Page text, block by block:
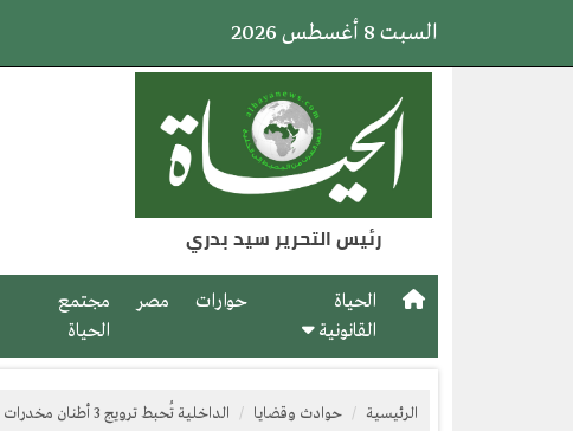
السبت 8 أغسطس 2026
رئيس التحرير سيد بدري
الحياة
القانونية
حوارات مصر
مجتمع
الحياة
الرئيسية حوادث وقضايا الداخلية تُحبط ترويج 3 أطنان مخدرات بالإسماعيلية قيمتها 220 مليون جنيه